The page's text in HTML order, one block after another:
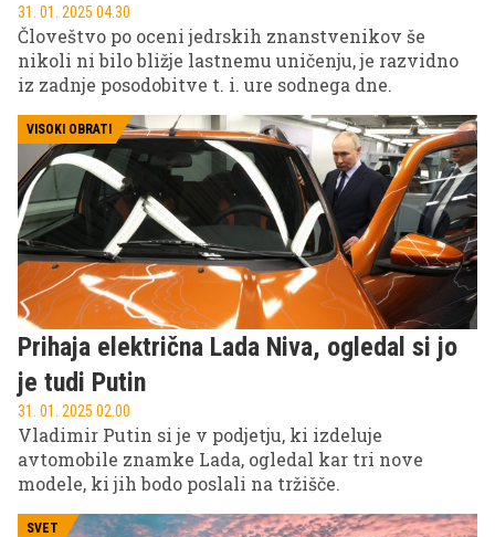
31. 01. 2025 04.30
Človeštvo po oceni jedrskih znanstvenikov še
nikoli ni bilo bližje lastnemu uničenju, je razvidno
iz zadnje posodobitve t. i. ure sodnega dne.
VISOKI OBRATI
Prihaja električna Lada Niva, ogledal si jo
je tudi Putin
31. 01. 2025 02.00
Vladimir Putin si je v podjetju, ki izdeluje
avtomobile znamke Lada, ogledal kar tri nove
modele, ki jih bodo poslali na tržišče.
SVET